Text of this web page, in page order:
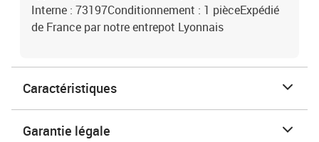
Interne : 73197Conditionnement : 1 pièceExpédié
de France par notre entrepot Lyonnais
Caractéristiques
Garantie légale